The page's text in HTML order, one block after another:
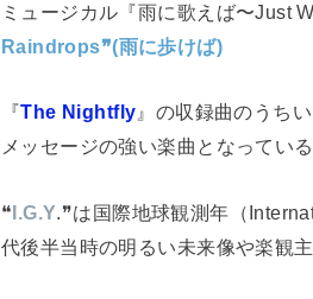
ミュージカル『雨に歌えば〜Just
Raindrops❞(雨に歩けば)
『The Nightfly 』の収録曲のうち
メッセージの強い楽曲となっている
❝I.G.Y.❞は国際地球観測年（
代後半当時の明るい未来像や楽観